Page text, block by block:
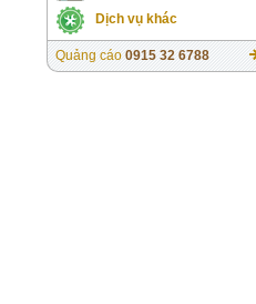
Dịch vụ khác
Quảng cáo 0915 32 6788